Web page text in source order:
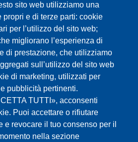
sito web utilizziamo una
e di terze parti: cookie
per l’utilizzo del sito web;
migliorano l’esperienza di
di prestazione, che utilizziamo
sull’utilizzo del sito web
di marketing, utilizzati per
pubblicità pertinenti.
TUTTI», acconsenti
Puoi accettare o rifiutare
e revocare il tuo consenso per il
nella sezione
per gli insegnanti delle scuole
di primo e secondo grado delle
dall’anno scolastico 2021/22
2021
Zuteilung des
für die Schulen mit deutscher
Schuljahr 2026/27
2025